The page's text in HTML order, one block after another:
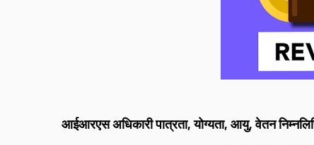
आईआरएस अधिकारी पात्रता, योग्यता, आयु, वेतन